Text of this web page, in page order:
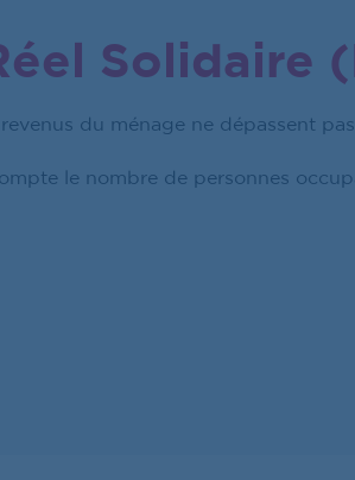
Solidaire
du ménage ne dépassent
le nombre de personnes